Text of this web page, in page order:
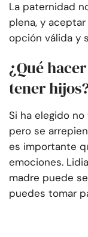
La paternidad
plena, y
opción válida y
¿Qué
tener
Si ha elegido
pero se
es importante
emociones.
madre puede
puedes tomar